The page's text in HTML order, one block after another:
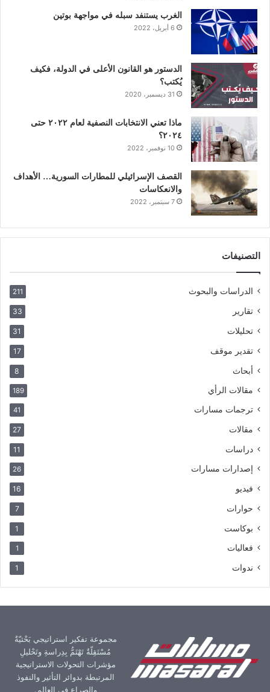
الغرب يستنفد سبله في مواجهة بوتين
6 أبريل، 2022
الدستور هو القانون الأعلى في الدولة، فكيف
يُكتب؟
31 ديسمبر، 2020
ماذا تعني الانتخابات النصفية لعام ٢٠٢٢ حتى
٢٠٢٤؟
10 نوفمبر، 2022
القصف الإسرائيلي للمطارات السورية… الأهداف
والانعكاسات
7 سبتمبر، 2022
التصنيفات
الدراسات والبحوث 211
تقارير 33
تحليلات 31
تقدير موقف 17
أبحاث 8
مقالات الرأي 189
ترجمات مسارات 41
مقالات 27
دراسات 11
إصدارات مسارات 26
فيديو 16
حوارات 7
بوكاست 1
فعاليات 1
ندوات 1
مجموعة تفكير استراتيجي بَحْثيّةٌ
مُسْتَقِلّةٌ تَهْتَمُّ بِدِراسةِ وتَحْليلِ
مؤشرات التحولات الاستراتيجية
المرتبطة بدوائر التأثير والنفوذ
والصراع في العالم.